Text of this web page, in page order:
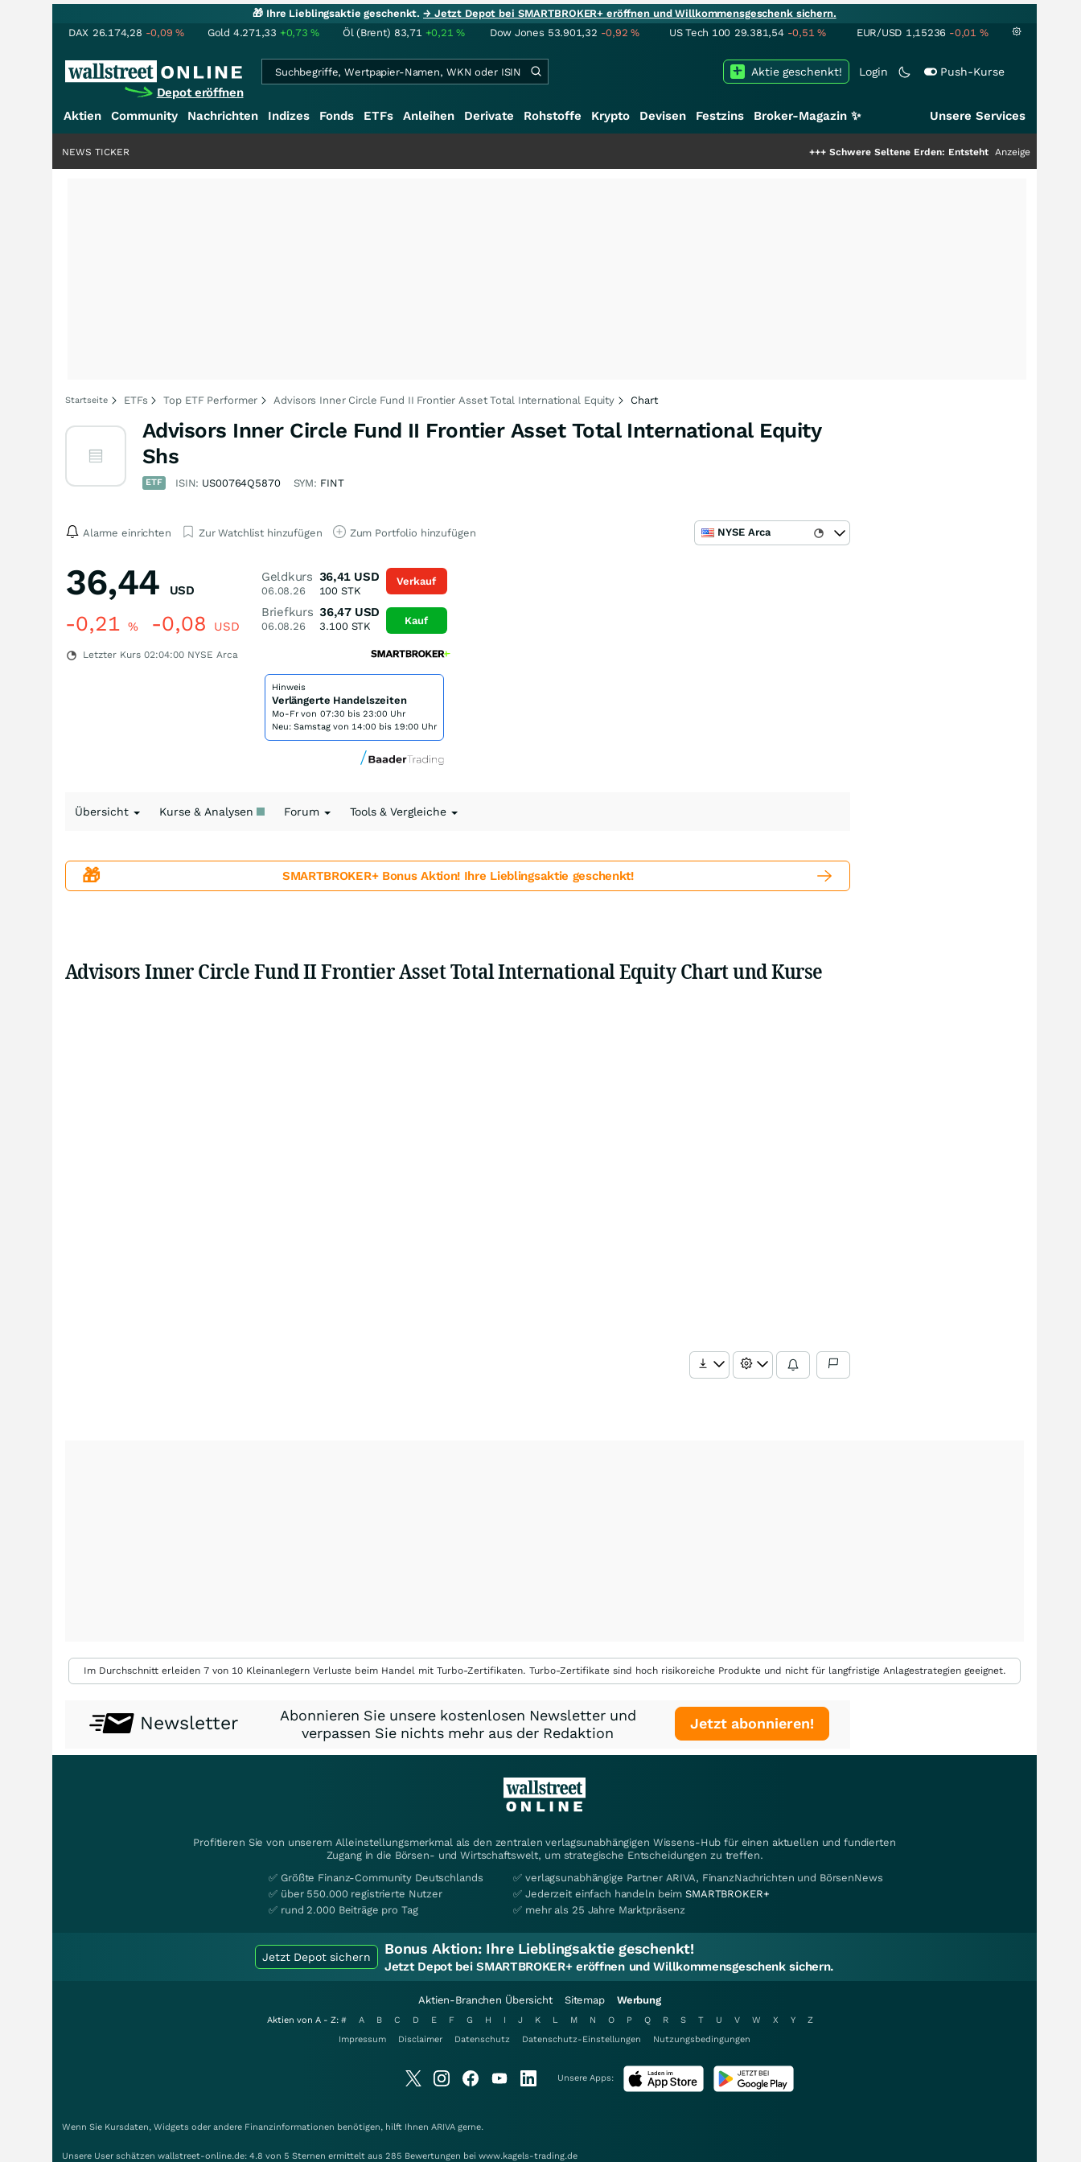
🎁 Ihre Lieblingsaktie geschenkt.→ Jetzt Depot bei SMARTBROKER+ eröffnen und Willkommensgeschenk sichern.
DAX 26.174,28 -0,09% Gold 4.271,33 +0,73% Öl (Brent) 83,71 +0,21% Dow Jones 53.901,32 -0,92% US Tech 100 29.381,54 -0,51% EUR/USD 1,15236 -0,01 %
Depot eröffnen
Login Push-Kurse
Aktie geschenkt!
Aktien Community Nachrichten Indizes Fonds ETFs Anleihen Derivate Rohstoffe Krypto Devisen Festzins Broker-Magazin ✨ Unsere Services
Schwere Seltene Erden: Entsteht hier die nächste
Anzeige
NEWS TICKER
Startseite ETFs Top ETF Performer Advisors Inner Circle Fund II Frontier Asset Total International Equity Chart
Advisors Inner Circle Fund II Frontier Asset Total International Equity
Shs
ETF ISIN: US00764Q5870 SYM: FINT
Alarme einrichten Zur Watchlist hinzufügen Zum Portfolio hinzufügen NYSE Arca
36,44 USD
-0,21 % -0,08 USD
Letzter Kurs 02:04:00 NYSE Arca
Geldkurs
06.08.26
36,41 USD
100 STK
Briefkurs
06.08.26
36,47 USD
3.100STK
Verkauf
Kauf
Hinweis
Verlängerte Handelszeiten
Mo-Fr von 07:30 bis 23:00 Uhr
Neu: Samstag von 14:00 bis 19:00 Uhr
Übersicht Kurse & Analysen Forum Tools & Vergleiche
🎁 SMARTBROKER+ Bonus Aktion! Ihre Lieblingsaktie geschenkt!
Advisors Inner Circle Fund II Frontier Asset Total International Equity Chart und Kurse
Im Durchschnitt erleiden 7 von 10 Kleinanlegern Verluste beim Handel mit Turbo-Zertifikaten. Turbo-Zertifikate sind hoch risikoreiche Produkte und nicht für langfristige Anlagestrategien geeignet.
Newsletter
Abonnieren Sie unsere kostenlosen Newsletter und
verpassen Sie nichts mehr aus der Redaktion
Jetzt abonnieren!
Profitieren Sie von unserem Alleinstellungsmerkmal als den zentralen verlagsunabhängigen Wissens-Hub für einen aktuellen und fundierten
Zugang in die Börsen- und Wirtschaftswelt, um strategische Entscheidungen zu treffen.
✅ Größte Finanz-Community Deutschlands
✅ über 550.000 registrierte Nutzer
✅ rund 2.000 Beiträge pro Tag
✅ verlagsunabhängige Partner ARIVA, FinanzNachrichten und BörsenNews
✅ Jederzeit einfach handeln beimSMARTBROKER+
✅ mehr als 25 Jahre Marktpräsenz
Jetzt Depot sichern Bonus Aktion: Ihre Lieblingsaktie geschenkt!
Jetzt Depot bei SMARTBROKER+ eröffnen und Willkommensgeschenk sichern.
Aktien-Branchen Übersicht Sitemap Werbung
Aktien von A - Z: # A B C D E F G H I J K L M N O P Q R S T U V W X Y
Z
Impressum
Disclaimer Datenschutz Datenschutz-Einstellungen Nutzungsbedingungen
Unsere Apps:
Wenn Sie Kursdaten, Widgets oder andere Finanzinformationen benötigen, hilft Ihnen ARIVA gerne.
Unsere User schätzen wallstreet-online.de: 4.8 von 5 Sternen ermittelt aus 285 Bewertungen bei www.kagels-trading.de